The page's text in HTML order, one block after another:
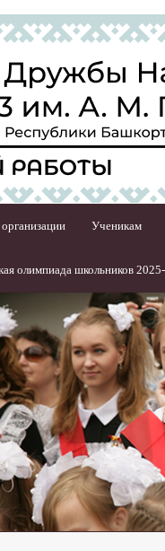
Ученикам
олимпиада школьников